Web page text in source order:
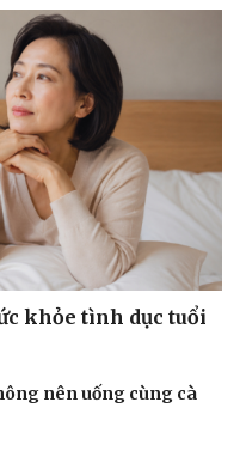
khỏe tình dục tuổi
nên uống cùng cà